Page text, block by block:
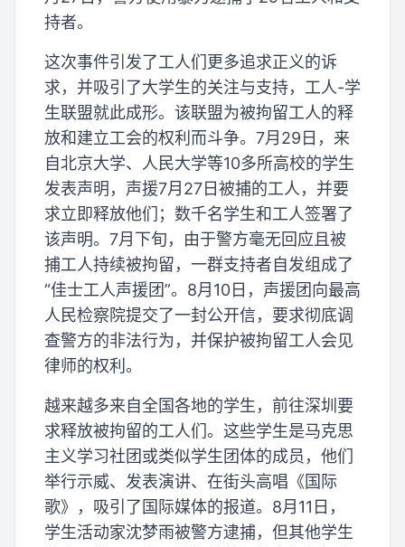
持者。
这次事件引发了工人们更多追求正义的诉
求，并吸引了大学生的关注与支持，工人-学
生联盟就此成形。该联盟为被拘留工人的释
放和建立工会的权利而斗争。7月29日，来
自北京大学、人民大学等10多所高校的学生
发表声明，声援7月27日被捕的工人，并要
求立即释放他们；数千名学生和工人签署了
该声明。7月下旬，由于警方毫无回应且被
捕工人持续被拘留，一群支持者自发组成了
“佳士工人声援团”。8月10日，声援团向最高
人民检察院提交了一封公开信，要求彻底调
查警方的非法行为，并保护被拘留工人会见
律师的权利。
越来越多来自全国各地的学生，前往深圳要
求释放被拘留的工人们。这些学生是马克思
主义学习社团或类似学生团体的成员，他们
举行示威、发表演讲、在街头高唱《国际
歌》，吸引了国际媒体的报道。8月11日，
学生活动家沈梦雨被警方逮捕，但其他学生